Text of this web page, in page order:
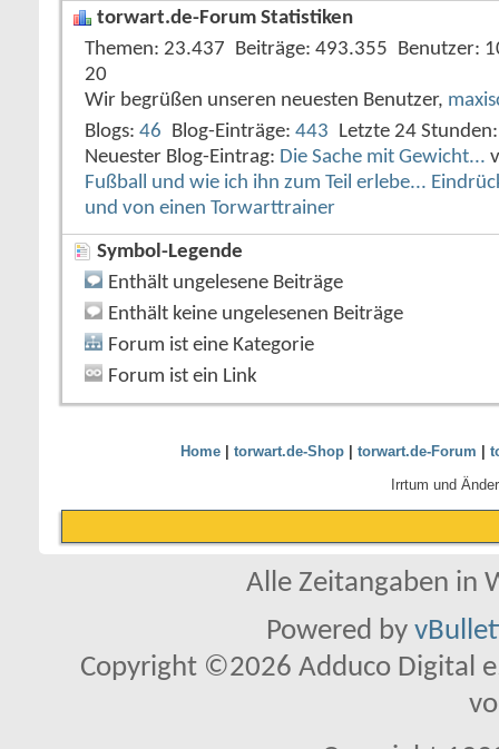
torwart.de-Forum Statistiken
Themen 23.437 Beiträge 493.355 Benutzer
20
Wir begrüßen unseren neuesten Benutzer,
Blogs 46 Blog-Einträge 443
Letzte 24 Stunden
Neuester Blog-Eintrag: Die Sache mit Gewicht...
Fußball und wie ich ihn zum Teil erlebe...
und von einen Torwarttrainer
Symbol-Legende
Enthält ungelesene Beiträge
Enthält keine ungelesenen Beiträge
Forum ist eine Kategorie
Forum ist ein Link
Home| torwart.de-Shop| torwart.de-Forum |
Irrtum und
Alle Zeitangaben in
Powered by
Copyright ©2026 Adduco Digital